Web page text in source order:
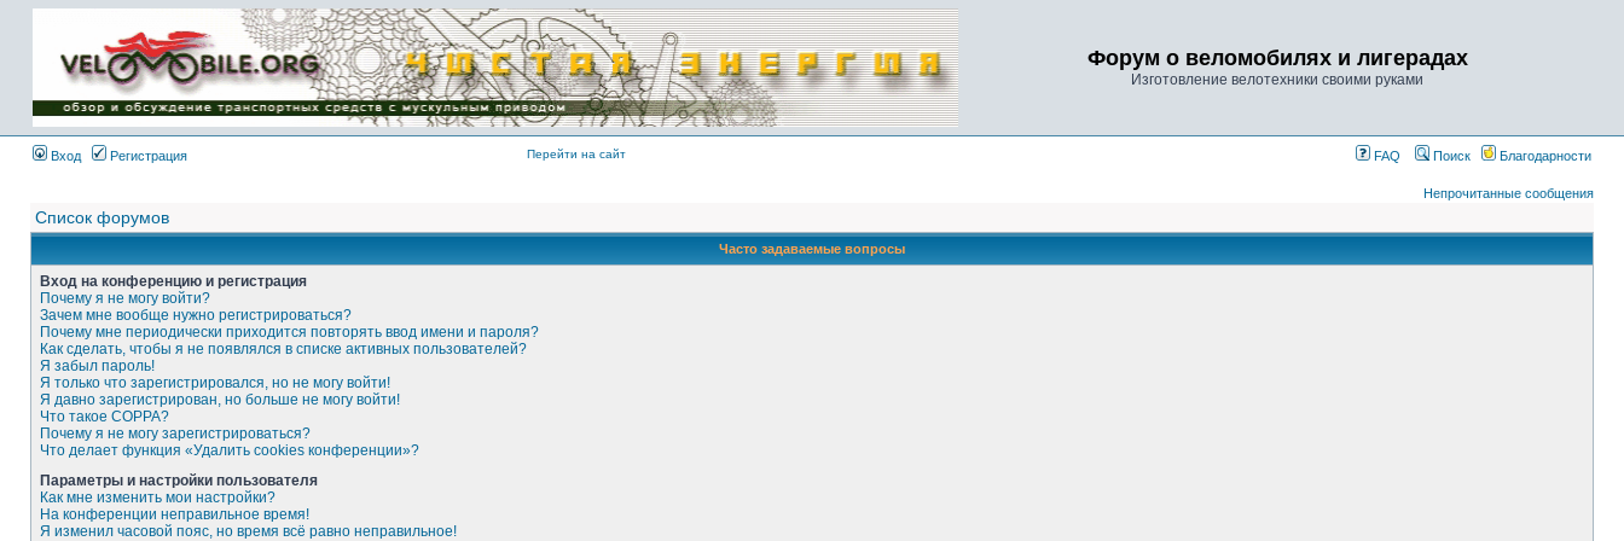
Имя пользователя:
Пароль:
{ LOG_ME_IN_SHORT
}
Форум о веломобилях и лигерадах
Изготовление велотехники своими руками
Вход Регистрация Перейти на сайт FAQ Поиск Благодарности
Непрочитанные сообщения
Список форумов
Часто задаваемые вопросы
Вход на конференцию и регистрация
Почему я не могу войти?
Зачем мне вообще нужно регистрироваться?
Почему мне периодически приходится повторять ввод имени и пароля?
Как сделать, чтобы я не появлялся в списке активных пользователей?
Я забыл пароль!
Я только что зарегистрировался, но не могу войти!
Я давно зарегистрирован, но больше не могу войти!
Что такое COPPA?
Почему я не могу зарегистрироваться?
Что делает функция «Удалить cookies конференции»?
Параметры и настройки пользователя
Как мне изменить мои настройки?
На конференции неправильное время!
Я изменил часовой пояс, но время всё равно неправильное!